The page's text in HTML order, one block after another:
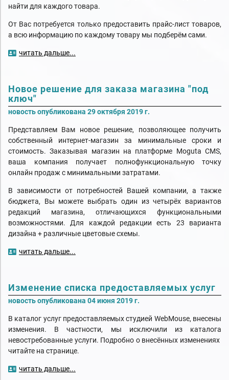
найти для каждого товара.
От Вас потребуется только предоставить прайс-лист товаров,
а всю информацию по каждому товару мы подберём сами.
читать дальше...
Новое решение для заказа магазина "под
ключ"
новость опубликована 29 октября 2019 г.
Представляем Вам новое решение, позволяющее получить
собственный интернет-магазин за минимальные сроки и
стоимость. Заказывая магазин на платформе Moguta CMS,
ваша компания получает полнофункциональную точку
онлайн продаж с минимальными затратами.
В зависимости от потребностей Вашей компании, а также
бюджета, Вы можете выбрать один из четырёх вариантов
редакций магазина, отличающихся функциональными
возможностями. Для каждой редакции есть 23 варианта
дизайна + различные цветовые схемы.
читать дальше...
Изменение списка предоставляемых услуг
новость опубликована 04 июня 2019 г.
В каталог услуг предоставляемых студией WebMouse, внесены
изменения. В частности, мы исключили из каталога
невостребованные услуги. Подробно о внесённых изменениях
читайте на странице.
читать дальше...